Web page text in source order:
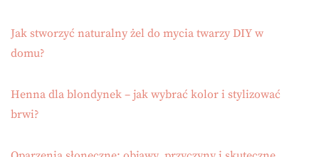
Jak stworzyć naturalny żel do mycia twarzy DIY w
domu?
Henna dla blondynek – jak wybrać kolor i stylizować
brwi?